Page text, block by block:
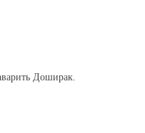
Доширак.